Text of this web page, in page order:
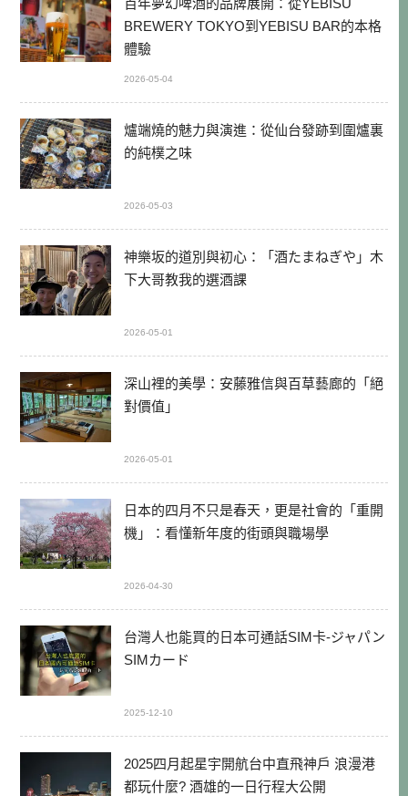
百年夢幻啤酒的品牌展開：從YEBISU
BREWERY TOKYO到YEBISU BAR的本格
體驗
2026-05-04
爐端燒的魅力與演進：從仙台發跡到圍爐裏
的純樸之味
2026-05-03
神樂坂的道別與初心：「酒たまねぎや」木
下大哥教我的選酒課
2026-05-01
深山裡的美學：安藤雅信與百草藝廊的「絕
對價值」
2026-05-01
日本的四月不只是春天，更是社會的「重開
機」：看懂新年度的街頭與職場學
2026-04-30
台灣人也能買的日本可通話SIM卡-ジャパン
SIMカード
2025-12-10
2025四月起星宇開航台中直飛神戶 浪漫港
都玩什麼? 酒雄的一日行程大公開